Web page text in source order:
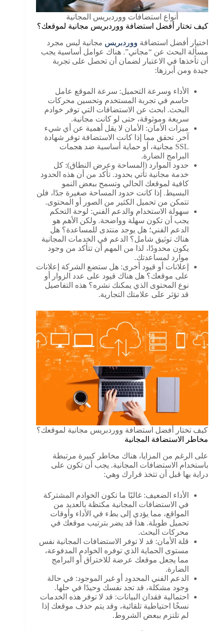
أنواع استضافات ووردبريس المجانية
كيف تختار أفضل استضافة ووردبريس مجانية لموقعك؟
اختيار أفضل استضافة ووردبريس مجانية ليس مجرد
مسألة البحث عن “مجاني”. هناك عوامل أساسية يجب
أن تأخذها في الاعتبار لضمان أن تحصل على تجربة
جيدة ومن أبرزها:
الأداء وسرعة التحميل: سرعة الموقع عامل
حاسم في تجربة المستخدم وتحسين محركات
البحث. ابحث عن الاستضافات التي توفر خوادم
سريعة وموثوقة، حتى لو كانت مجانية.
ميزات الأمان: الأمان لا يقل أهمية عن أي شيء
آخر. تحقق مما إذا كانت الاستضافة توفر شهادة
SSL مجانية، أو حماية أساسية ضد هجمات
البرامج الضارة.
حدود الموارد (المساحة وعرض النطاق): كل
خدمة مجانية تأتي بحدود. تأكد من أن هذه الحدود
كافية لموقعك الحالي وتسمح ببعض النمو
البسيط. إذا كانت حدود المساحة صغيرة جدًا، فلن
تتمكن من تحميل الكثير من الصور أو المحتوى.
سهولة الاستخدام والدعم الفني: لوحة التحكم
يجب أن تكون سهلة وواضحة. ولكن الأهم هو
الدعم الفني؛ هل يوجد منتدى للمساعدة؟ هل
هناك توثيق شامل؟ الدعم في الخدمات المجانية
يكون محدودًا، لذا من المهم أن تتأكد من وجود
موارد لمساعدتك.
إعلانات أو قيود أخرى: هل ستضع الشركة إعلانات
على موقعك؟ هل هناك قيود على عدد الزوار أو
نوع المحتوى الذي يمكنك نشره؟ هذه التفاصيل
قد تؤثر على علامتك التجارية.
كيف تختار أفضل استضافة ووردبريس مجانية لموقعك؟
مخاطر الاستضافة المجانية
على الرغم من المزايا، هناك مخاطر كبيرة مرتبطة
باستخدام الاستضافات المجانية. يجب أن تكون على
دراية بها قبل أن تتخذ قرارك وهي:
الأداء الضعيف: غالبًا ما تكون الخوادم المشتركة
في الاستضافات المجانية مكتظة بالعديد من
المواقع، مما يؤدي إلى بطء في الأداء وأوقات
تحميل طويلة. هذا قد يضر بترتيب موقعك في
محركات البحث.
قلة الأمان: قد لا توفر الاستضافات المجانية نفس
مستوى الحماية الذي توفره الخوادم المدفوعة،
مما يجعل موقعك عرضة للاختراق أو البرامج
الضارة.
الدعم الفني المحدود أو غير الموجود: في حالة
وجود مشكلة، قد تجد نفسك وحيدًا في حلها.
احتمالية فقدان البيانات: قد لا توفر هذه الخدمات
نسخًا احتياطية تلقائية، وقد يتم حذف موقعك إذا
لم تلتزم ببعض الشروط.